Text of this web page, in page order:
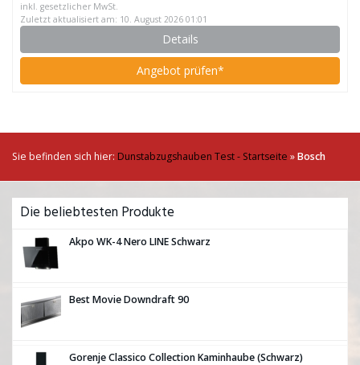
inkl. gesetzlicher MwSt.
Zuletzt aktualisiert am: 10. August 2026 01:01
Details
Angebot prüfen*
Sie befinden sich hier: Dunstabzugshauben Test - Startseite »Bosch
Die beliebtesten Produkte
Akpo WK-4 Nero LINE Schwarz
Best Movie Downdraft 90
Gorenje Classico Collection Kaminhaube (Schwarz)